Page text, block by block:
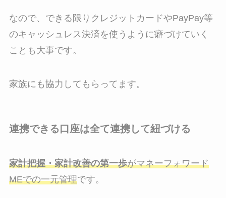
なので、できる限りクレジットカードやPayPay等
のキャッシュレス決済を使うように癖づけていく
ことも大事です。
家族にも協力してもらってます。
連携できる口座は全て連携して紐づける
家計把握・家計改善の第一歩がマネーフォワード
MEでの一元管理です。